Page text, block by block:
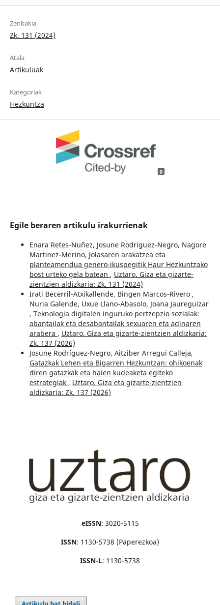
Zenbakia
Zk. 131 (2024)
Atala
Artikuluak
Kategoriak
Hezkuntza
0
Egile beraren artikulu irakurrienak
Enara Retes-Nuñez, Josune Rodriguez-Negro, Nagore
Martinez-Merino, Jolasaren arakatzea eta
planteamendua genero-ikuspegitik Haur Hezkuntzako
bost urteko gela batean , Uztaro. Giza eta gizarte-
zientzien aldizkaria: Zk. 131 (2024)
Irati Becerril-Atxikallende, Bingen Marcos-Rivero ,
Nuria Galende, Uxue Llano-Abasolo, Joana Jaureguizar
, Teknologia digitalen inguruko pertzepzio sozialak:
abantailak eta desabantailak sexuaren eta adinaren
arabera , Uztaro. Giza eta gizarte-zientzien aldizkaria:
Zk. 137 (2026)
Josune Rodríguez-Negro, Aitziber Arregui Calleja,
Gatazkak Lehen eta Bigarren Hezkuntzan: ohikoenak
diren gatazkak eta haien kudeaketa egiteko
estrategiak , Uztaro. Giza eta gizarte-zientzien
aldizkaria: Zk. 137 (2026)
eISSN: 3020-5115
ISSN: 1130-5738 (Paperezkoa)
ISSN-L: 1130-5738